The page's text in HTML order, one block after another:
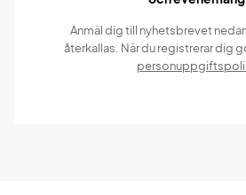
Anmäl dig till nyhetsbrevet
återkallas. När du registrerar dig